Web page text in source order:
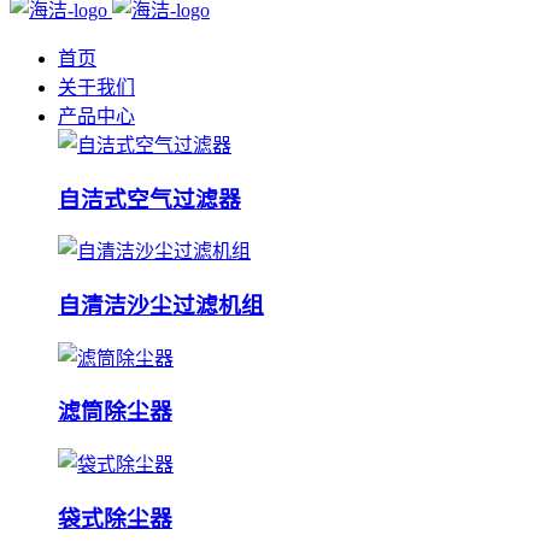
首页
关于我们
产品中心
自洁式空气过滤器
自清洁沙尘过滤机组
滤筒除尘器
袋式除尘器